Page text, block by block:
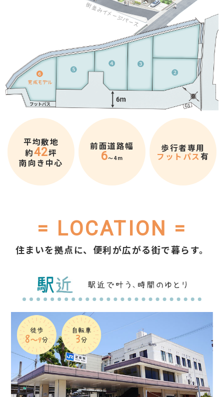
平均敷地
約42坪
南向き中心
前面道路幅
6～4m
歩行者専用
フットパス有
= LOCATION =
住まいを拠点に、便利が広がる街で暮らす。